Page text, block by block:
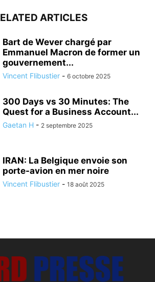
ARTICLES
Bart de Wever chargé par
Emmanuel Macron de former un
gouvernement...
Vincent Flibustier - 6 octobre 2025
300 Days vs 30 Minutes: The
Quest for a Business Account...
Gaetan H - 2 septembre 2025
IRAN: La Belgique envoie son
porte-avion en mer noire
Vincent Flibustier - 18 août 2025